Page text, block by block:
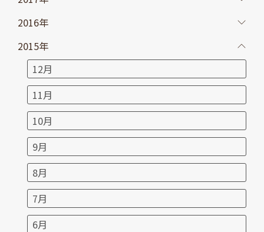
2016年
2015年
12月
11月
10月
9月
8月
7月
6月